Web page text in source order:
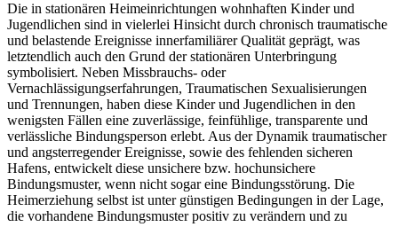
Die in stationären Heimeinrichtungen wohnhaften Kinder und
Jugendlichen sind in vielerlei Hinsicht durch chronisch traumatische
und belastende Ereignisse innerfamiliärer Qualität geprägt, was
letztendlich auch den Grund der stationären Unterbringung
symbolisiert. Neben Missbrauchs- oder
Vernachlässigungserfahrungen, Traumatischen Sexualisierungen
und Trennungen, haben diese Kinder und Jugendlichen in den
wenigsten Fällen eine zuverlässige, feinfühlige, transparente und
verlässliche Bindungsperson erlebt. Aus der Dynamik traumatischer
und angsterregender Ereignisse, sowie des fehlenden sicheren
Hafens, entwickelt diese unsichere bzw. hochunsichere
Bindungsmuster, wenn nicht sogar eine Bindungsstörung. Die
Heimerziehung selbst ist unter günstigen Bedingungen in der Lage,
die vorhandene Bindungsmuster positiv zu verändern und zu